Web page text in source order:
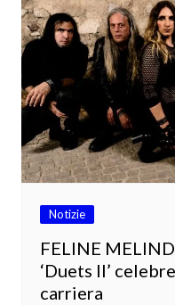
Notizie
FELINE
‘Duets II’
carriera